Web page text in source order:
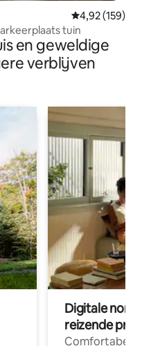
Gemiddelde
4,92 (159)
tuin
en geweldige
verblijven
Digitale
reizende
Comfortabele